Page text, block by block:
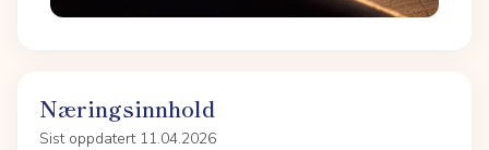
Næringsinnhold
Sist oppdatert 11.04.2026